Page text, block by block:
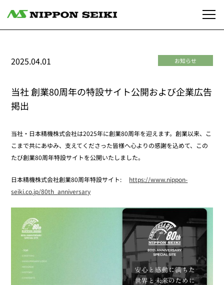
お知らせ
2025.04.01
当社 創業80周年の特設サイト公開および企業広告
掲出
当社・日本精機株式会社は2025年に創業80周年を迎えます。創業以来、こ
こまで共にあゆみ、支えてくださった皆様へ心よりの感謝を込めて、この
たび創業80周年特設サイトを公開いたしました。
日本精機株式会社創業80周年特設サイト: https://www.nippon-
seiki.co.jp/80th_anniversary